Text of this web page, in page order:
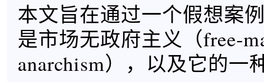
本文旨在通过一个假想案
是市场无政府主义（free-
anarchism），以及它的一